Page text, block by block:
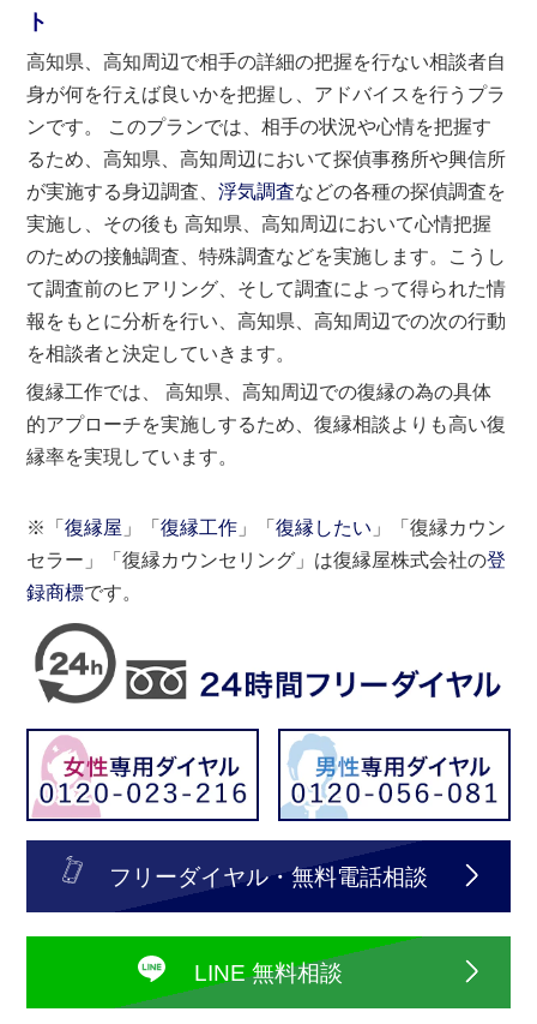
ト
高知県、高知周辺で相手の詳細の把握を行ない相談者自
身が何を行えば良いかを把握し、アドバイスを行うプラ
ンです。 このプランでは、相手の状況や心情を把握す
るため、高知県、高知周辺において探偵事務所や興信所
が実施する身辺調査、浮気調査などの各種の探偵調査を
実施し、その後も 高知県、高知周辺において心情把握
のための接触調査、特殊調査などを実施します。こうし
て調査前のヒアリング、そして調査によって得られた情
報をもとに分析を行い、高知県、高知周辺での次の行動
を相談者と決定していきます。
復縁工作では、 高知県、高知周辺での復縁の為の具体
的アプローチを実施しするため、復縁相談よりも高い復
縁率を実現しています。
※「復縁屋 」「復縁工作 」「復縁したい 」「復縁カウン
セラー」「復縁カウンセリング」は復縁屋株式会社の登
録商標です。
フリーダイヤル・無料電話相談
LINE 無料相談